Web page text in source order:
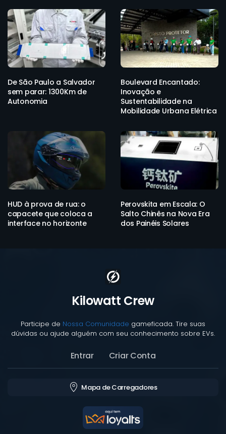
De São Paulo a Salvador
sem parar: 1300Km de
Autonomia
Boulevard Encantado:
Inovação e
Sustentabilidade na
Mobilidade Urbana Elétrica
HUD à prova de rua: o
capacete que coloca a
interface no horizonte
Perovskita em Escala: O
Salto Chinês na Nova Era
dos Painéis Solares
Kilowatt Crew
Participe de Nossa Comunidade gameficada. Tire suas
dúvidas ou ajude alguém com seu conhecimento sobre EVs.
Entrar Criar Conta
Mapa de Carregadores